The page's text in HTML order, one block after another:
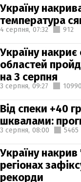
Україну
температура
4 серпня, 07:32 912
Україну накриє
областей
на 3 серпня
3 серпня, 09:27 10990
Від спеки +40
шквалами:
3 серпня, 08:00 5465
Україну
регіонах
рекорди